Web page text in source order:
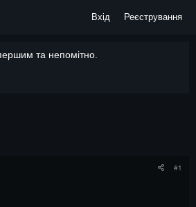
Вхід Реєстрування
та непомітно.
#1